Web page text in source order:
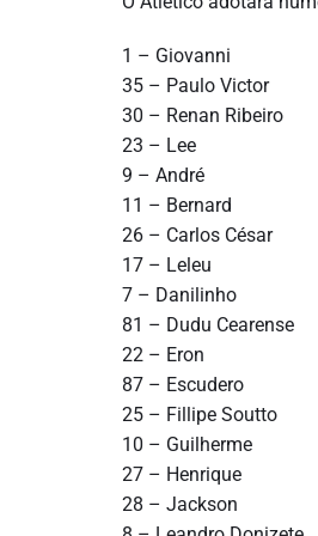
1 – Giovanni
35 – Paulo Victor
30 – Renan Ribeiro
23 – Lee
9 – André
11 – Bernard
26 – Carlos César
17 – Leleu
7 – Danilinho
81 – Dudu Cearense
22 – Eron
87 – Escudero
25 – Fillipe Soutto
10 – Guilherme
27 – Henrique
28 – Jackson